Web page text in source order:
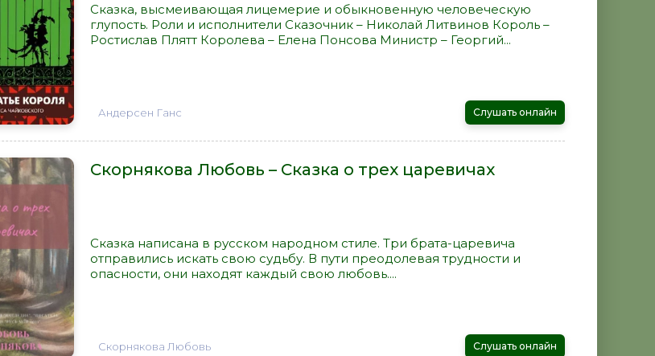
Сказка, высмеивающая лицемерие и обыкновенную человеческую
глупость. Роли и исполнители Сказочник – Николай Литвинов Король –
Ростислав Плятт Королева – Елена Понсова Министр – Георгий...
Андерсен Ганс Слушать онлайн
Скорнякова Любовь – Сказка о трех царевичах
Сказка написана в русском народном стиле. Три брата-царевича
отправились искать свою судьбу. В пути преодолевая трудности и
опасности, они находят каждый свою любовь....
Скорнякова Любовь Слушать онлайн